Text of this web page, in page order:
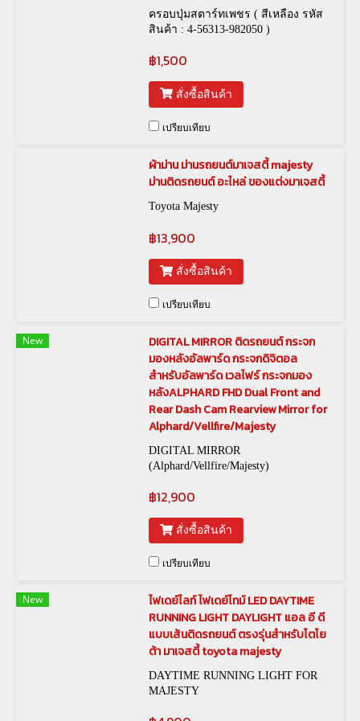
ครอบปุ่มสตาร์ทเพชร ( สีเหลือง รหัส
สินค้า : 4-56313-982050 )
฿1,500
สั่งซื้อสินค้า
เปรียบเทียบ
ผ้าม่าน ม่านรถยนต์มาเจสตี้ majesty
ม่านติดรถยนต์ อะไหล่ ของแต่งมาเจสตี้
Toyota Majesty
฿13,900
สั่งซื้อสินค้า
เปรียบเทียบ
New
DIGITAL MIRROR ติดรถยนต์ กระจก
มองหลังอัลพาร์ด กระจกดิจิตอล
สำหรับอัลพาร์ด เวลไฟร์ กระจกมอง
หลังALPHARD FHD Dual Front and
Rear Dash Cam Rearview Mirror for
Alphard/Vellfire/Majesty
DIGITAL MIRROR
(Alphard/Vellfire/Majesty)
฿12,900
สั่งซื้อสินค้า
เปรียบเทียบ
New
ไฟเดย์ไลท์ ไฟเดย์ไทม์ LED DAYTIME
RUNNING LIGHT DAYLIGHT แอล อี ดี
แบบเส้นติดรถยนต์ ตรงรุ่นสำหรับโตโย
ต้า มาเจสตี้ toyota majesty
DAYTIME RUNNING LIGHT FOR
MAJESTY